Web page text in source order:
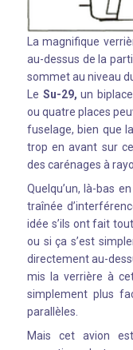
La magnifique
au-dessus de la
sommet au niveau
Le Su-29, un
ou quatre places
fuselage, bien que
trop en avant sur
des carénages à
Quelqu’un, là-bas en
traînée
idée s’ils ont fait
ou si ça s’est
directement au-
mis la verrière à
simplement plus
parallèles.
Mais cet avion